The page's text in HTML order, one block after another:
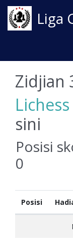
Liga
Zidjian
sini
Posisi
0
Posisi